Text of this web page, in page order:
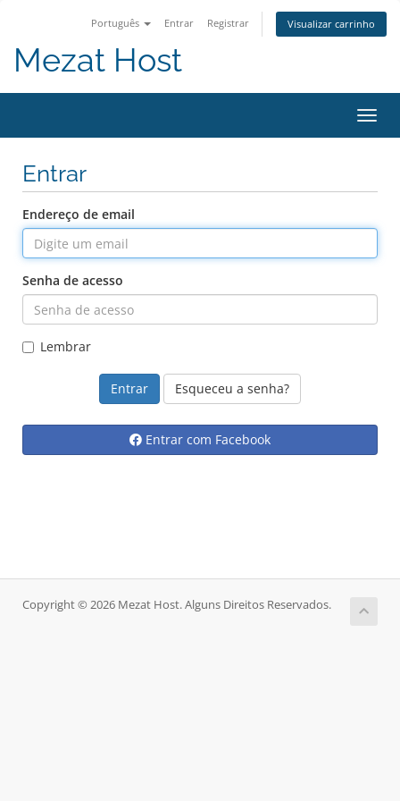
Português Entrar Registrar Visualizar carrinho
Mezat Host
Entrar
Endereço de email
Senha de acesso
Lembrar
Esqueceu a senha?
Entrar com Facebook
Copyright © 2026 Mezat Host. Alguns Direitos Reservados.